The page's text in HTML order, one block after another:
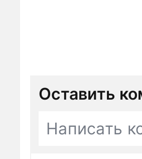
Оставить
Написать